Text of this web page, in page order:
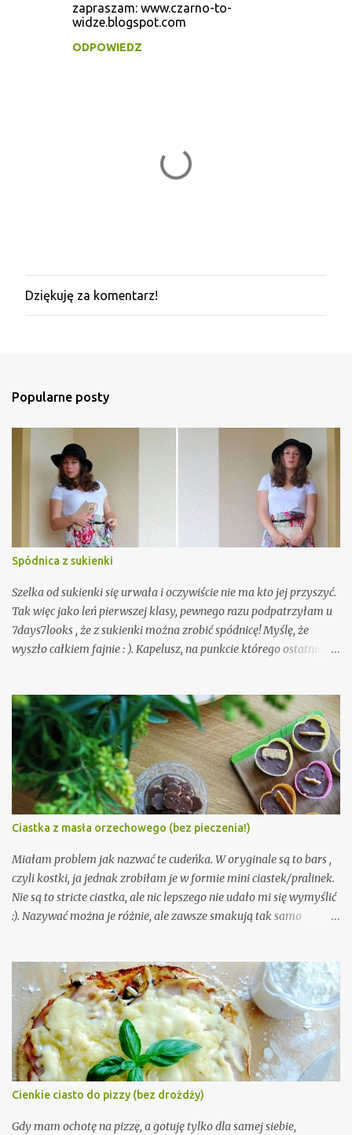
zapraszam: www.czarno-to-
widze.blogspot.com
ODPOWIEDZ
P
r
j
o
Dziękuję za komentarz!
Popularne posty
Spódnica z sukienki
Szelka od sukienki się urwała i oczywiście nie ma kto jej przyszyć.
Tak więc jako leń pierwszej klasy, pewnego razu podpatrzyłam u
7days7looks , że z sukienki można zrobić spódnicę! Myślę, że
wyszło całkiem fajnie : ). Kapelusz, na punkcie którego ostatnio
Ciastka z masła orzechowego (bez pieczenia!)
Miałam problem jak nazwać te cudeńka. W oryginale są to bars ,
czyli kostki, ja jednak zrobiłam je w formie mini ciastek/pralinek.
Nie są to stricte ciastka, ale nic lepszego nie udało mi się wymyślić
:). Nazywać można je różnie, ale zawsze smakują tak samo
Nie da się tego opisać, trzeba spróbować. Wystarczy 5 składników
i 10 minut czasu. A że przepis nie wymaga właściwie żadnych
umiejętności kulinarnych, ani nawet piekarnika, to musicie go
wypróbować!
Cienkie ciasto do pizzy (bez drożdży)
Gdy mam ochotę na pizzę, a gotuję tylko dla samej siebie,